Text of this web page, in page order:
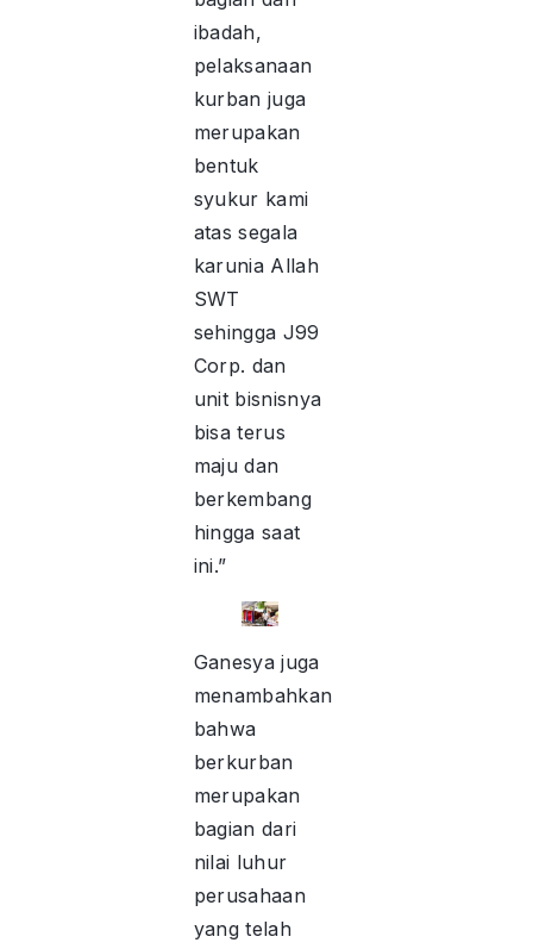
ibadah,
pelaksanaan
kurban juga
merupakan
bentuk
syukur kami
atas segala
karunia Allah
SWT
sehingga J99
Corp. dan
unit bisnisnya
bisa terus
maju dan
berkembang
hingga saat
ini.”
Ganesya juga
menambahkan
bahwa
berkurban
merupakan
bagian dari
nilai luhur
perusahaan
yang telah